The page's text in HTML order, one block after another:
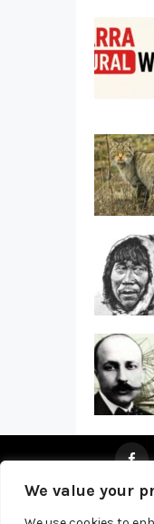
We value your
About Us